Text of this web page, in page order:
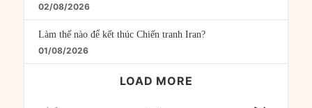
02/08/2026
Làm thế nào để kết thúc Chiến tranh Iran?
01/08/2026
LOAD MORE